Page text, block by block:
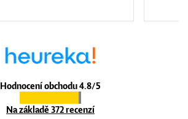
Hodnocení obchodu 4.8/5
Na základě 372 recenzí